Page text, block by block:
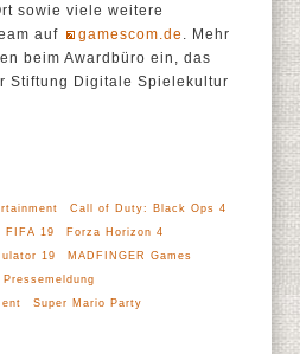
sowie viele weitere
auf gamescom.de . Mehr
beim Awardbüro ein, das
Stiftung Digitale Spielekultur
Call of Duty: Black Ops 4
FIFA 19
Forza Horizon 4
19
MADFINGER Games
Pressemeldung
Super Mario Party